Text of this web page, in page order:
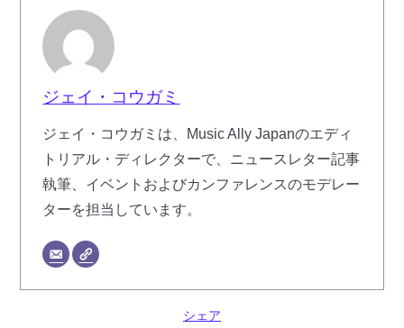
ジェイ・コウガミ
ジェイ・コウガミは、Music Ally Japanのエディ
トリアル・ディレクターで、ニュースレター記事
執筆、イベントおよびカンファレンスのモデレー
ターを担当しています。
シェア